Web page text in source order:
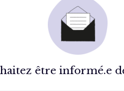
être informé.e